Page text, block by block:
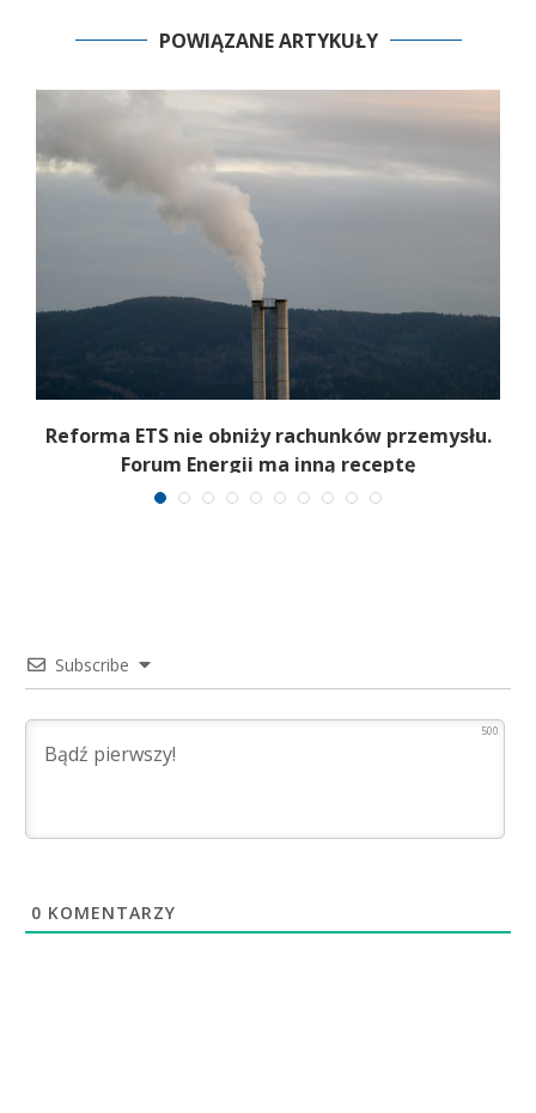
POWIĄZANE ARTYKUŁY
Reforma ETS nie obniży rachunków przemysłu.
Forum Energii ma inną receptę
Subscribe
500
0 KOMENTARZY